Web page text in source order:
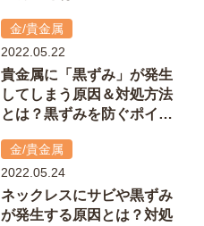
金/貴金属
2022.05.22
貴金属に「黒ずみ」が発生
してしまう原因＆対処方法
とは？黒ずみを防ぐポイン
金/貴金属
2022.05.24
ネックレスにサビや黒ずみ
が発生する原因とは？対処